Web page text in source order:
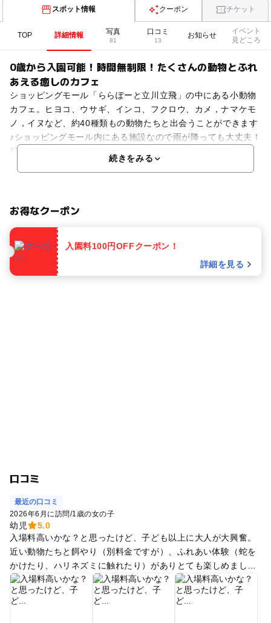
スポット情報 クーポン チケット
TOP 詳細情報 写真
81
口コミ
13
お知らせ
イベント
見どころ
0歳から入園可能！時間無制限！たくさんの動物とふれ
あえる癒しのカフェ
ショッピングモール「ららぽーと立川立飛」の中にある小動物
カフェ。ヒヨコ、ウサギ、インコ、フクロウ、カメ，ナマケモ
ノ，イヌなど、約40種類もの動物たちと出会うことができます
♪ショッピングモール内にある施設なので雨が降っても大丈夫！
続きをみる
お得なクーポン
入園料100円OFFクーポン！
詳細を見る
口コミ
最近の口コミ
2026年6月に訪問/1歳の女の子
幼児
5.0
入場料高いかな？と思ったけど、子ども以上に大人が大興奮。
近い動物たちと餌やり（別料金ですが）、ふれあい体験（蛇を
かけたり、ハリネズミに触れたり）がありとても楽しめまし
た！